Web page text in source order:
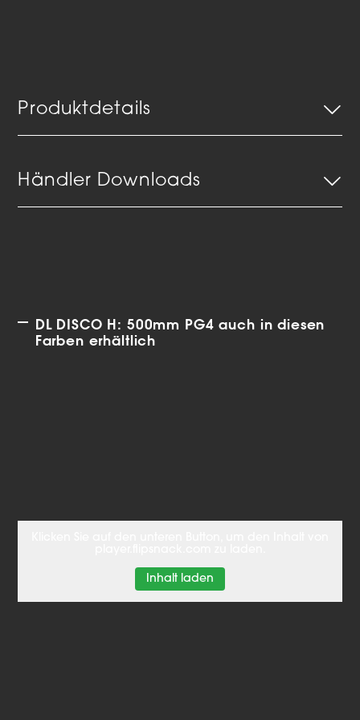
Produktdetails
Händler Downloads
DL DISCO H: 500mm PG4 auch in diesen
Farben erhältlich
Inhalt laden